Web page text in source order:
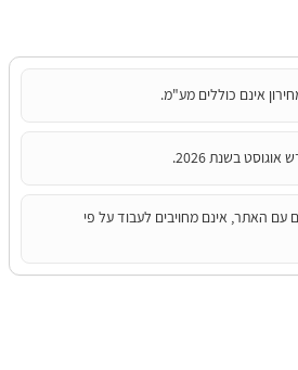
אינם כוללים מע"מ.
בשנת 2026.
עם האתר, אינם מחויבים לעבוד על פי